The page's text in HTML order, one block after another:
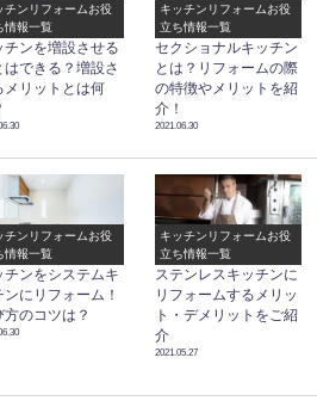
チンリフォームお役
情報一覧
チンを増設させる
はできる？増設さ
メリットとは何
キッチンリフォームお役
立ち情報一覧
セクショナルキッチン
とは？リフォームの際
の特徴やメリットを紹
介！
2021.06.30
チンリフォームお役
情報一覧
チンをシステムキ
ンにリフォーム！
方のコツは？
キッチンリフォームお役
立ち情報一覧
ステンレスキッチンに
リフォームするメリッ
ト・デメリットをご紹
介
2021.05.27